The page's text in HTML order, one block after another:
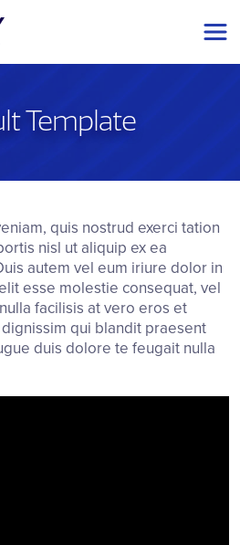
Template
quis nostrud exerci tation
nisl ut aliquip ex ea
autem vel eum iriure dolor in
esse molestie consequat, vel
facilisis at vero eros et
qui blandit praesent
duis dolore te feugait nulla